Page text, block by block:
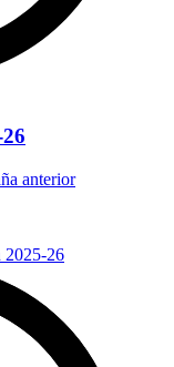
anterior